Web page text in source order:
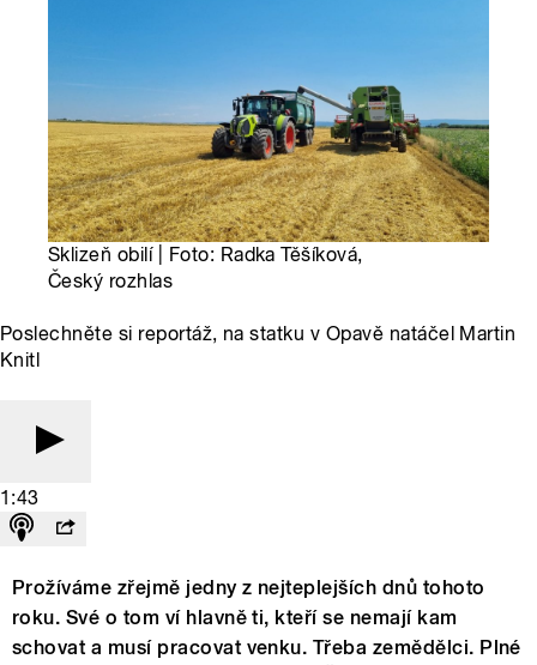
Sklizeň obilí | Foto: Radka Těšíková,
Český rozhlas
Poslechněte si reportáž, na statku v Opavě natáčel Martin
Knitl
1:43
Prožíváme zřejmě jedny z nejteplejších dnů tohoto
roku. Své o tom ví hlavně ti, kteří se nemají kam
schovat a musí pracovat venku. Třeba zemědělci. Plné